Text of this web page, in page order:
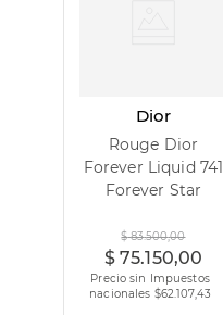
Dior
Rouge Dior
Forever Liquid 741
Forever Star
$ 83.500,00
$ 75.150,00
Precio sin Impuestos
nacionales $62.107,43